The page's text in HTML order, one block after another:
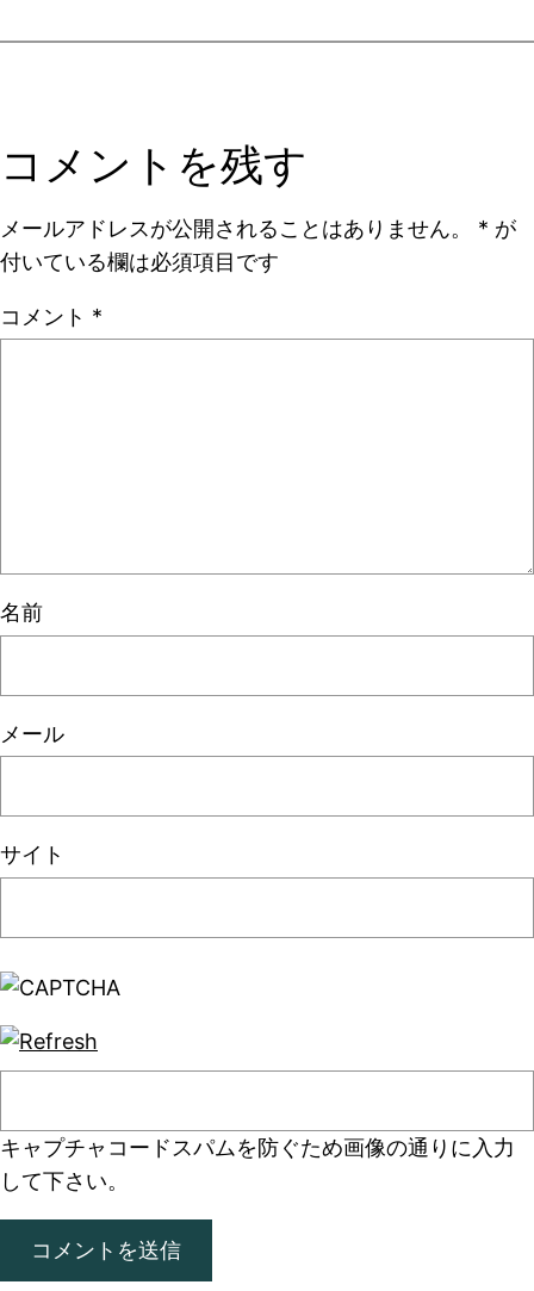
コメントを残す
メールアドレスが公開されることはありません。 * が
付いている欄は必須項目です
コメント *
名前
メール
サイト
キャプチャコード スパムを防ぐため画像の通りに入力
して下さい。